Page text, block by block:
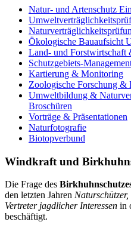
Natur- und Artenschutz
Ökologische Bauaufsicht
Land- und Forstwirtschaft
Schutzgebiets-
Kartierung & Monitoring
Zoologische Forschung &
Umweltbildung &
Broschüren
Vorträge & Präsentationen
Naturfotografie
Biotopverbund
Windkraft und
Die Frage des
den letzten Jahren
Vertreter jagdlicher Interessen in
beschäftigt.